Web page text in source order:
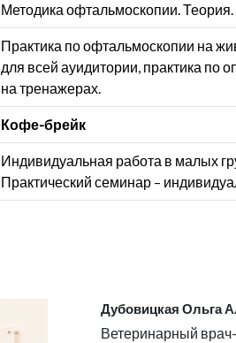
Методика офтальмоскопии. Теория.
Практика по офтальмоскопии на
для всей ауидитории, практика по
на тренажерах.
Кофе-брейк
Индивидуальная работа в малых
Практический семинар –
Дубовицкая Ольга
Ветеринарный